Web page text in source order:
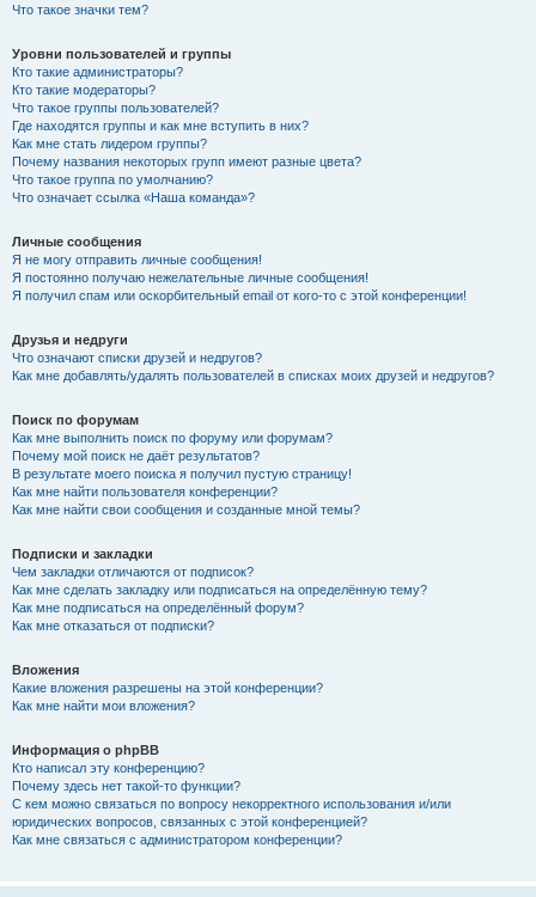
Что такое значки тем?
Уровни пользователей и группы
Кто такие администраторы?
Кто такие модераторы?
Что такое группы пользователей?
Где находятся группы и как мне вступить в них?
Как мне стать лидером группы?
Почему названия некоторых групп имеют разные цвета?
Что такое группа по умолчанию?
Что означает ссылка «Наша команда»?
Личные сообщения
Я не могу отправить личные сообщения!
Я постоянно получаю нежелательные личные сообщения!
Я получил спам или оскорбительный email от кого-то с этой конференции!
Друзья и недруги
Что означают списки друзей и недругов?
Как мне добавлять/удалять пользователей в списках моих друзей и недругов?
Поиск по форумам
Как мне выполнить поиск по форуму или форумам?
Почему мой поиск не даёт результатов?
В результате моего поиска я получил пустую страницу!
Как мне найти пользователя конференции?
Как мне найти свои сообщения и созданные мной темы?
Подписки и закладки
Чем закладки отличаются от подписок?
Как мне сделать закладку или подписаться на определённую тему?
Как мне подписаться на определённый форум?
Как мне отказаться от подписки?
Вложения
Какие вложения разрешены на этой конференции?
Как мне найти мои вложения?
Информация о phpBB
Кто написал эту конференцию?
Почему здесь нет такой-то функции?
С кем можно связаться по вопросу некорректного использования и/или
юридических вопросов, связанных с этой конференцией?
Как мне связаться с администратором конференции?